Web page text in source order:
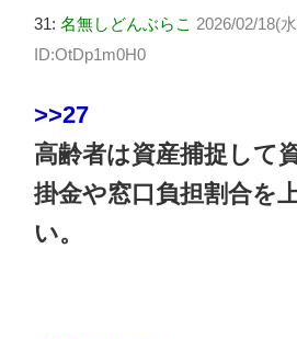
31: 名無しどんぶらこ 2026/02/18(
ID:OtDp1m0H0
>>27
高齢者は資産捕捉して
掛金や窓口負担割合を
い。